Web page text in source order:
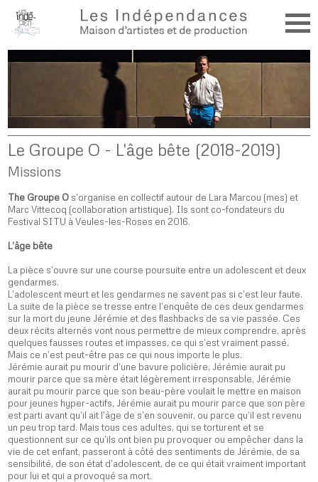
Le Groupe O - L'âge bête (2018-2019)
Missions
The Groupe O s’organise en collectif autour de Lara Marcou (mes) et
Marc Vittecoq (collaboration artistique). Ils sont co-fondateurs du
Festival SITU à Veules-les-Roses en 2016.
L’âge bête
La pièce s’ouvre sur une course poursuite entre un adolescent et deux
gendarmes.
L’adolescent meurt et les gendarmes ne savent pas si c’est leur faute.
La suite de la pièce se tresse entre l’enquête de ces deux gendarmes
sur la mort du jeune Jérémie et des flashbacks de sa vie passée. Ces
deux récits alternés vont nous permettre de mieux comprendre, après
quelques fausses routes et impasses, ce qui s’est vraiment passé.
Mais ce n’est peut-être pas ce qui nous importe le plus.
Jérémie aurait pu mourir d’une bavure policière, Jérémie aurait pu
mourir parce que sa mère était légèrement irresponsable, Jérémie
aurait pu mourir parce que son beau-père voulait le mettre en maison
pour jeunes hyper-actifs, Jérémie aurait pu mourir parce que son père
est parti avant qu’il ait l’âge de s’en souvenir, ou parce qu’il est revenu
un peu trop tard. Mais tous ces adultes, qui se torturent et se
questionnent sur ce qu’ils ont bien pu provoquer ou empêcher dans la
vie de cet enfant, passeront à côté des sentiments de Jérémie, de sa
sensibilité, de son état d’adolescent, de ce qui était vraiment important
pour lui et qui a provoqué sa mort.